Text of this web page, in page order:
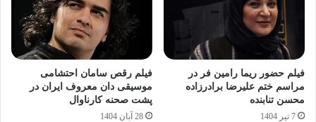
فیلم حضور ریما رامین فر در
مراسم ختم علیرضا برادرزاده
محسن تنابنده
7 تیر 1404
فیلم رقص سامان احتشامی
موسیقی‌ دان معروف ایران در
پشت صحنه کارناوال
28 آبان 1404